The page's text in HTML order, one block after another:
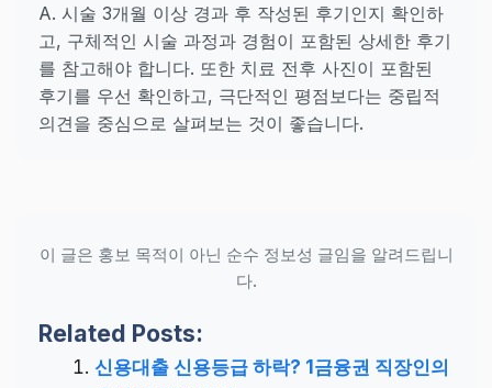
A. 시술 3개월 이상 경과 후 작성된 후기인지 확인하
고, 구체적인 시술 과정과 경험이 포함된 상세한 후기
를 참고해야 합니다. 또한 치료 전후 사진이 포함된
후기를 우선 확인하고, 극단적인 평점보다는 중립적
의견을 중심으로 살펴보는 것이 좋습니다.
이 글은 홍보 목적이 아닌 순수 정보성 글임을 알려드립니
다.
Related Posts:
신용대출 신용등급 하락? 1금융권 직장인의